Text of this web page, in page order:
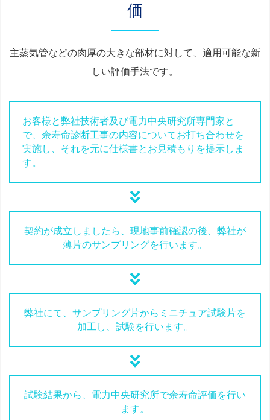
価
主蒸気管などの肉厚の大きな部材に対して、適用可能な新
しい評価手法です。
お客様と弊社技術者及び電力中央研究所専門家と
で、余寿命診断工事の内容についてお打ち合わせを
実施し、それを元に仕様書とお見積もりを提示しま
す。
契約が成立しましたら、現地事前確認の後、弊社が
薄片のサンプリングを行います。
弊社にて、サンプリング片からミニチュア試験片を
加工し、試験を行います。
試験結果から、電力中央研究所で余寿命評価を行い
ます。